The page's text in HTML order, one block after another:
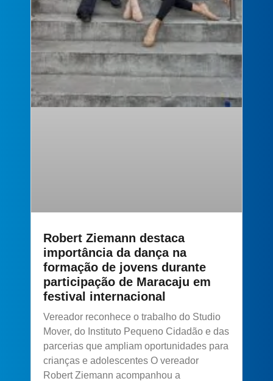
Robert Ziemann destaca
importância da dança na
formação de jovens durante
participação de Maracaju em
festival internacional
Vereador reconhece o trabalho do Studio
Mover, do Instituto Pequeno Cidadão e das
parcerias que ampliam oportunidades para
crianças e adolescentes O vereador
Robert Ziemann acompanhou a